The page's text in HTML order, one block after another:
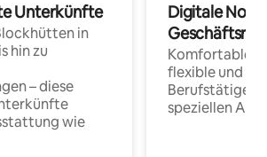
Unterkünfte
in
hin zu
– diese
wie
Digitale
Komfortable
flexible und
Berufstätige
speziellen